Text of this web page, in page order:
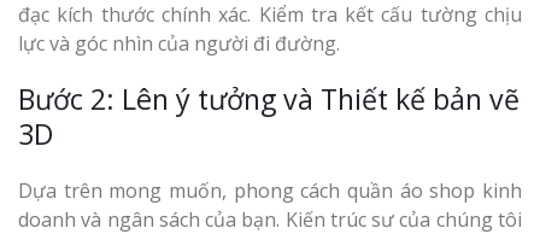
đạc kích thước chính xác. Kiểm tra kết cấu tường chịu
lực và góc nhìn của người đi đường.
Bước 2: Lên ý tưởng và Thiết kế bản vẽ
3D
Dựa trên mong muốn, phong cách quần áo shop kinh
doanh và ngân sách của bạn. Kiến trúc sư của chúng tôi